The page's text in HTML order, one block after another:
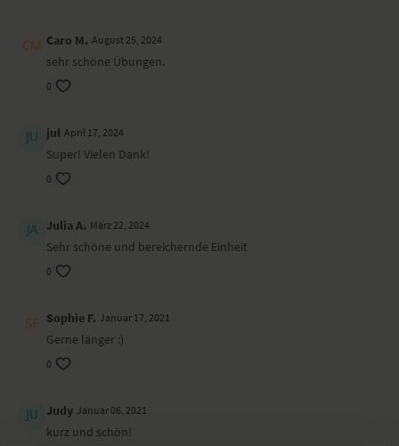
kostbare Zeit mit einem Menschen, der einem lieb und wichtig ist.
Ort und Ausstattung
Gedreht haben wir das Video in dem wunderschönen Yogastudio
Spirit Yoga in Berlin
Caro M. August 25, 2024
sehr schöne Übungen.
0
jul April 17, 2024
Super! Vielen Dank!
0
Julia A. März 22, 2024
Sehr schöne und bereichernde Einheit
0
Sophie F. Januar 17, 2021
Gerne länger :)
0
Judy Januar 06, 2021
kurz und schön!